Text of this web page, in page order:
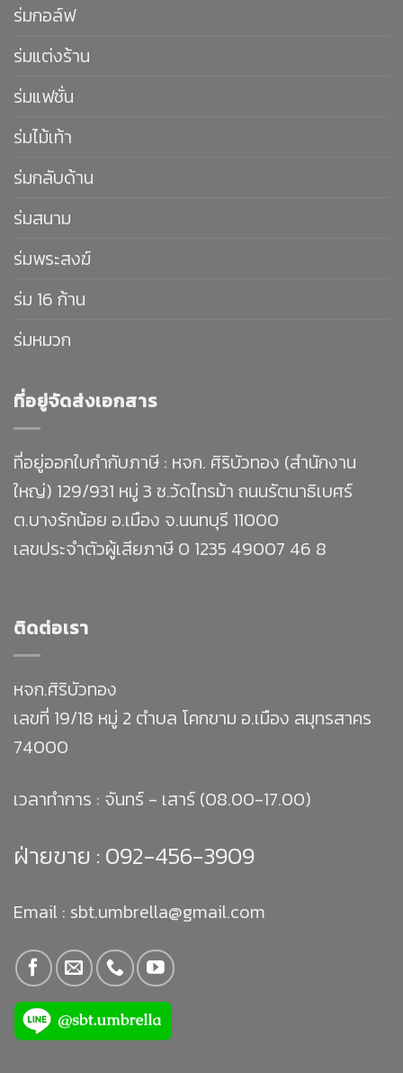
ร่มกอล์ฟ
ร่มแต่งร้าน
ร่มแฟชั่น
ร่มไม้เท้า
ร่มกลับด้าน
ร่มสนาม
ร่มพระสงฆ์
ร่ม 16 ก้าน
ร่มหมวก
ที่อยู่จัดส่งเอกสาร
ที่อยู่ออกใบกำกับภาษี : หจก. ศิริบัวทอง (สำนักงาน
ใหญ่) 129/931 หมู่ 3 ซ.วัดไทรม้า ถนนรัตนาธิเบศร์
ต.บางรักน้อย อ.เมือง จ.นนทบุรี 11000
เลขประจำตัวผู้เสียภาษี 0 1235 49007 46 8
ติดต่อเรา
หจก.ศิริบัวทอง
เลขที่ 19/18 หมู่ 2 ตำบล โคกขาม อ.เมือง สมุทรสาคร
74000
เวลาทำการ : จันทร์ - เสาร์ (08.00-17.00)
ฝ่ายขาย : 092-456-3909
Email : sbt.umbrella@gmail.com